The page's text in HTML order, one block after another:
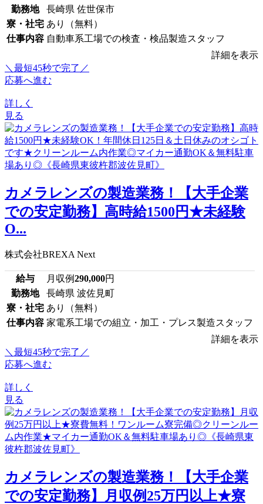
勤務地
長崎県 佐世保市
寮・社宅 あり（無料）
仕事内容 自動車系工場での検査・検品製造スタッフ
詳細を表示
＼最短45秒で完了／
応募へ進む
詳しく
見る
カメラレンズの製造業務！【大手企業
での安定勤務】高時給1500円★未経験
O...
株式会社BREXA Next
給与 月収例290,000円
勤務地
長崎県 波佐見町
寮・社宅 あり（無料）
仕事内容 家電系工場での組立・加工・プレス製造スタッフ
詳細を表示
＼最短45秒で完了／
応募へ進む
詳しく
見る
カメラレンズの製造業務！【大手企業
での安定勤務】月収例25万円以上★寮